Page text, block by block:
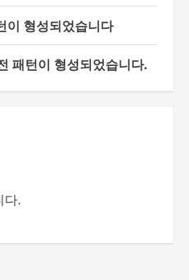
이 형성되었습니다
패턴이 형성되었습니다.
다.